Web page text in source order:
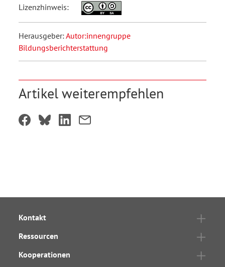
Lizenzhinweis:
Herausgeber:Autor:innengruppe
Bildungsberichterstattung
Artikel weiterempfehlen
Kontakt
Ressourcen
Kooperationen